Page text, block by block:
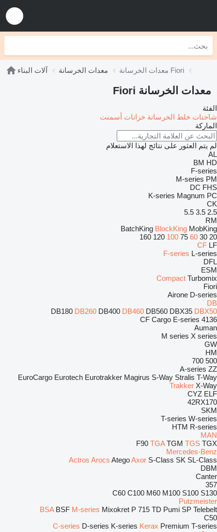
آلات البناء معدات الخرسانة معدات الخرسانة Fiori
معدات الخرسانة Fiori
الفئة
شاحنات خلط الخرسانة خزانات أسمنت
الماركة
لم يتم العثور على نتائج لهذا الاستعلام
AL
BM HD
F-series
M-series PM
DC FHS
K-series Magnum PC
CK
2.5
3.5
5.5
RM
BatchKing BlockKing MobKing
20
30
60
75
100
120
160
CF LF
F-series L-series
DFL
ESM
Compact Turbomix
Fiori
Airone D-series
DB
DB180 DB260 DB400 DB460 DB560 DBX35 DBX50
4136
CF Cargo E-series
Auman
M series X series
GW
HM
500
700
A-series ZZ
EuroCargo Eurotech Eurotrakker Magirus S-Way Stralis T-Way
Trakker X-Way
CYZ ELF
42RX170
SKM
T-series W-series
HTM R-series
MAN
F90 TGA TGM TGS TGX
Mercedes-Benz
Actros Arocs AtegoAxor S-Class SK SL-Class
DBM
Canter
357
C60 C100 M60 M100 S100 S130
Putzmeister
BSA BSF M-series Mixokret P 715 TD Pumi SP Telebelt
C50
C-series D-series K-series Kerax Premium T-series